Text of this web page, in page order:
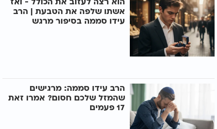
אשתו שלפה את הטבעת | הרב
עידו סממה בסיפור מרגש
הרב עידו סממה: מרגישים
שהמזל שלכם חסום? אמרו זאת
17 פעמים